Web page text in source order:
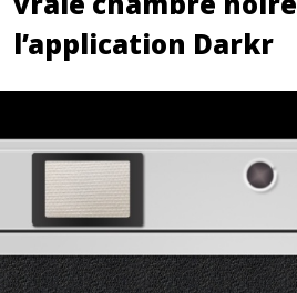
l’application Darkr